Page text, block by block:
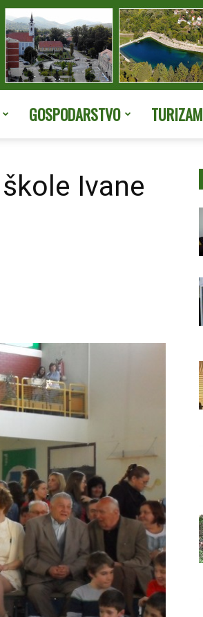
Orahovice
GOSPODARSTVO TURIZAM
Ivane